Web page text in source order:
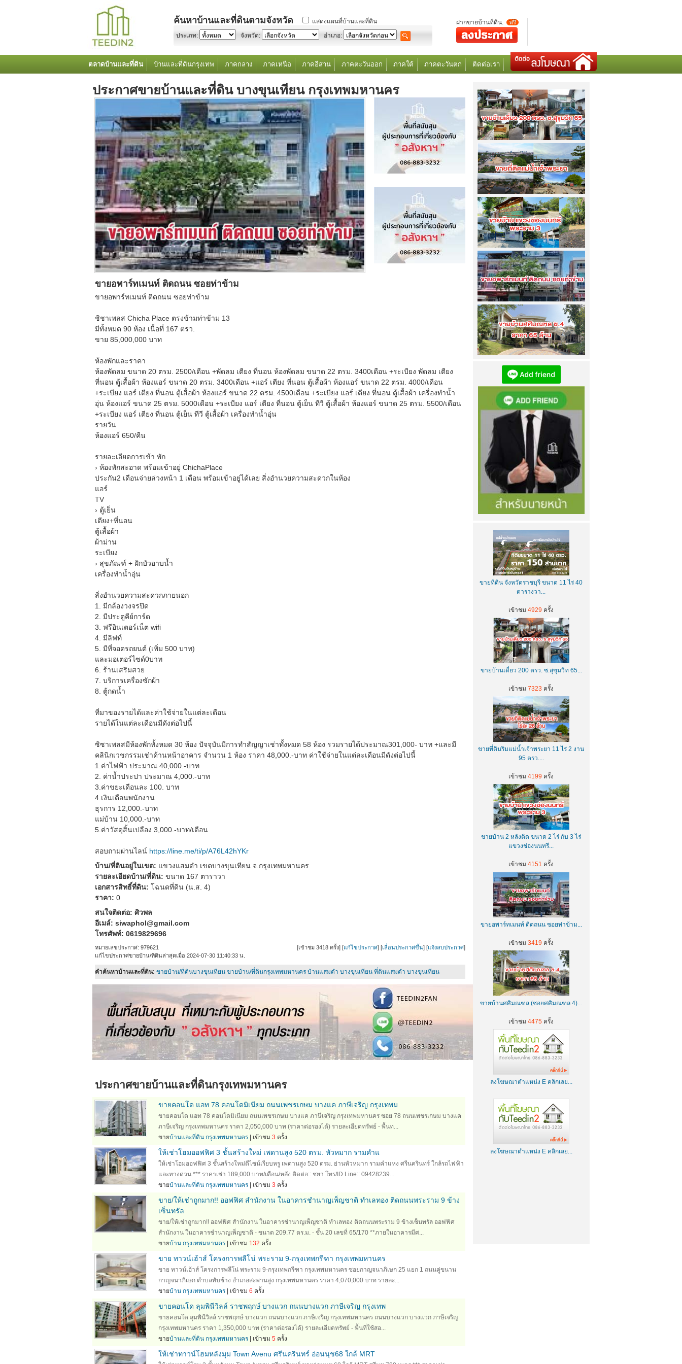
ค้นหาบ้านและที่ดินตามจังหวัด
แสดงแผนที่บ้านและที่ดิน
ประเภท:
จังหวัด: อำเภอ:
ฝากขายบ้านที่ดิน. ฟรี
ตลาดบ้านและที่ดิน บ้านและที่ดินกรุงเทพ ภาคกลาง ภาคเหนือ ภาคอีสาน ภาคตะวันออก ภาคใต้ ภาคตะวันตก ติดต่อเรา
ประกาศขายบ้านและที่ดิน บางขุนเทียน กรุงเทพมหานคร
ขายอพาร์ทเมนท์ ติดถนน ซอยท่าข้าม
ขายอพาร์ทเมนท์ ติดถนน ซอยท่าข้าม
ชิชาเพลส Chicha Place ตรงข้ามท่าข้าม 13
มีทั้งหมด 90 ห้อง เนื้อที่ 167 ตรว.
ขาย 85,000,000 บาท
ห้องพักและราคา
ห้องพัดลม ขนาด 20 ตรม. 2500/เดือน +พัดลม เตียง ที่นอน ห้องพัดลม ขนาด 22 ตรม. 3400เดือน +ระเบียง พัดลม เตียง
ที่นอน ตู้เสื้อผ้า ห้องแอร์ ขนาด 20 ตรม. 3400เดือน +แอร์ เตียง ที่นอน ตู้เสื้อผ้า ห้องแอร์ ขนาด 22 ตรม. 4000/เดือน
+ระเบียง แอร์ เตียง ที่นอน ตู้เสื้อผ้า ห้องแอร์ ขนาด 22 ตรม. 4500เดือน +ระเบียง แอร์ เตียง ที่นอน ตู้เสื้อผ้า เครื่องทำน้ำ
อุ่น ห้องแอร์ ขนาด 25 ตรม. 5000เดือน +ระเบียง แอร์ เตียง ที่นอน ตู้เย็น ทีวี ตู้เสื้อผ้า ห้องแอร์ ขนาด 25 ตรม. 5500/เดือน
+ระเบียง แอร์ เตียง ที่นอน ตู้เย็น ทีวี ตู้เสื้อผ้า เครื่องทำน้ำอุ่น
รายวัน
ห้องแอร์ 650/คืน
รายละเอียดการเข้า พัก
› ห้องพักสะอาด พร้อมเข้าอยู่ ChichaPlace
ประกัน2 เดือนจ่ายล่วงหน้า 1 เดือน พร้อมเข้าอยู่ได้เลย สิ่งอำนวยความสะดวกในห้อง
แอร์
TV
› ตู้เย็น
เตียง+ที่นอน
ตู้เสื้อผ้า
ผ้าม่าน
ระเบียง
› สุขภัณฑ์ + ฝักบัวอาบน้ำ
เครื่องทำน้ำอุ่น
สิ่งอำนวยความสะดวกภายนอก
1. มีกล้องวงจรปิด
2. มีประตูคีย์การ์ด
3. ฟรีอินเตอร์เน็ต wifi
4. มีลิฟท์
5. มีที่จอดรถยนต์ (เพิ่ม 500 บาท)
และมอเตอร์ไซด์0บาท
6. ร้านเสริมสวย
7. บริการเครื่องซักผ้า
8. ตู้กดน้ำ
ที่มาของรายได้และค่าใช้จ่ายในแต่ละเดือน
รายได้ในแต่ละเดือนมีดังต่อไปนี้
ซิซาเพลสมีห้องพักทั้งหมด 30 ห้อง ปัจจุบันมีการทำสัญญาเช่าทั้งหมด 58 ห้อง รวมรายได้ประมาณ301,000- บาท +และมี
คลินิกเวชกรรมเช่าด้านหน้าอาคาร จำนวน 1 ห้อง ราคา 48,000.-บาท ค่าใช้จ่ายในแต่ละเดือนมีดังต่อไปนี้
1.ค่าไฟฟ้า ประมาณ 40,000.-บาท
2. ค่าน้ำประปา ประมาณ 4,000.-บาท
3.ค่าขยะเดือนละ 100. บาท
4.เงินเดือนพนักงาน
ธุรการ 12,000.-บาท
แม่บ้าน 10,000.-บาท
5.ค่าวัสดุสิ้นเปลือง 3,000.-บาท/เดือน
สอบถามผ่านไลน์ https://line.me/ti/p/A76L42hYKr
บ้าน/ที่ดินอยู่ในเขต: แขวงแสมดำ เขตบางขุนเทียน จ.กรุงเทพมหานคร
รายละเอียดบ้าน/ที่ดิน: ขนาด 167 ตาราวา
เอกสารสิทธิ์ที่ดิน: โฉนดที่ดิน (น.ส. 4)
ราคา: 0
สนใจติดต่อ: ศิวพล
อีเมล์: siwaphol@gmail.com
โทรศัพท์: 0619829696
[เข้าชม 3418ครั้ง] [แก้ไขประกาศ] [เลื่อนประกาศขึ้น] [แจ้งลบประกาศ]
หมายเลขประกาศ: 979621
แก้ไขประกาศขายบ้าน/ที่ดินล่าสุดเมื่อ 2024-07-30 11:40:33 น.
คำค้นหาบ้านและที่ดิน: ขายบ้าน/ที่ดินบางขุนเทียน ขายบ้าน/ที่ดินกรุงเทพมหานคร บ้านแสมดำ บางขุนเทียน ที่ดินแสมดำ บางขุนเทียน
ประกาศขายบ้านและที่ดินกรุงเทพมหานคร
ขายคอนโด แอท 78 คอนโดมิเนียม ถนนเพชรเกษม บางแค ภาษีเจริญ กรุงเทพม
ขายคอนโด แอท 78 คอนโดมิเนียม ถนนเพชรเกษม บางแค ภาษีเจริญ กรุงเทพมหานคร ซอย 78 ถนนเพชรเกษม บางแค
ภาษีเจริญ กรุงเทพมหานคร ราคา 2,050,000 บาท (ราคาต่อรองได้) รายละเอียดทรัพย์ - พื้นท...
ขายบ้านและที่ดิน กรุงเทพมหานคร| เข้าชม 3 ครั้ง
ให้เช่าโฮมออฟฟิศ 3 ชั้นสร้างใหม่ เพดานสูง 520 ตรม. หัวหมาก รามคำแ
ให้เช่าโฮมออฟฟิศ 3 ชั้นสร้างใหม่ดีไซน์เรียบหรู เพดานสูง 520 ตรม. ย่านหัวหมาก รามคำแหง ศรีนครินทร์ ใกล้รถไฟฟ้า
และทางด่วน *** ราคาเช่า 189,000 บาท/เดือน/หลัง ติดต่อ:: ชยา โทร/ID Line:: 09428239...
ขายบ้านและที่ดิน กรุงเทพมหานคร| เข้าชม 3 ครั้ง
ขาย/ให้เช่าถูกมาก!! ออฟฟิศ สำนักงาน ในอาคารชำนาญเพ็ญชาติ ทำเลทอง ติดถนนพระราม 9 ข้าง
เซ็นทรัล
ขาย/ให้เช่าถูกมาก!! ออฟฟิศ สำนักงาน ในอาคารชำนาญเพ็ญชาติ ทำเลทอง ติดถนนพระราม 9 ข้างเซ็นทรัล ออฟฟิศ
สำนักงาน ในอาคารชำนาญเพ็ญชาติ - ขนาด 209.77 ตร.ม. - ชั้น 20 เลขที่ 65/170 **ภายในอาคารมีศ...
ขายบ้าน กรุงเทพมหานคร| เข้าชม 132 ครั้ง
ขาย ทาวน์เฮ้าส์ โครงการพลีโน่ พระราม 9-กรุงเทพกรีฑา กรุงเทพมหานคร
ขาย ทาวน์เฮ้าส์ โครงการพลีโน่ พระราม 9-กรุงเทพกรีฑา กรุงเทพมหานคร ซอยกาญจนาภิเษก 25 แยก 1 ถนนคู่ขนาน
กาญจนาภิเษก ตำบลทับช้าง อำเภอสะพานสูง กรุงเทพมหานคร ราคา 4,070,000 บาท รายละ...
ขายบ้าน กรุงเทพมหานคร| เข้าชม 6 ครั้ง
ขายคอนโด ลุมพินีวิลล์ ราชพฤกษ์ บางแวก ถนนบางแวก ภาษีเจริญ กรุงเทพ
ขายคอนโด ลุมพินีวิลล์ ราชพฤกษ์ บางแวก ถนนบางแวก ภาษีเจริญ กรุงเทพมหานคร ถนนบางแวก บางแวก ภาษีเจริญ
กรุงเทพมหานคร ราคา 1,350,000 บาท (ราคาต่อรองได้) รายละเอียดทรัพย์ - พื้นที่ใช้สอ...
ขายบ้านและที่ดิน กรุงเทพมหานคร| เข้าชม 5ครั้ง
ให้เช่าทาวน์โฮมหลังมุม Town Avenu ศรีนครินทร์ อ่อนนุช68 ใกล้ MRT
ขายบ้านเดี่ยว 200 ตรว. ซ.สุขุมวิท 65...
เข้าชม7323ครั้ง
ขายที่ดินริมแม่น้ำเจ้าพระยา 11 ไร่ 2 งาน
95 ตรว....
เข้าชม4199 ครั้ง
ขายบ้าน 2 หลังติด ขนาด 2 ไร่ กับ 3 ไร่
แขวงช่องนนทรี...
เข้าชม4151ครั้ง
ขายอพาร์ทเมนท์ ติดถนน ซอยท่าข้าม...
เข้าชม3419ครั้ง
เข้าชม
ขายที่ดิน จังหวัดราชบุรี ขนาด 11 ไร่ 40
ตารางวา...
เข้าชม 4929 ครั้ง
ขายบ้านเดี่ยว 200 ตรว. ซ.สุขุมวิท 65...
เข้าชม 7323 ครั้ง
ขายที่ดินริมแม่น้ำเจ้าพระยา 11 ไร่ 2 งาน
95 ตรว....
เข้าชม 4199 ครั้ง
ขายบ้าน 2 หลังติด ขนาด 2 ไร่ กับ 3 ไร่
แขวงช่องนนทรี...
เข้าชม 4151 ครั้ง
ขายอพาร์ทเมนท์ ติดถนน ซอยท่าข้าม...
เข้าชม 3419 ครั้ง
ขายบ้านศศิมณฑล (ซอยศศิมณฑล 4)...
เข้าชม 4475 ครั้ง
ลงโฆษณาตำแหน่ง E คลิกเลย...
ลงโฆษณาตำแหน่ง E คลิกเลย...